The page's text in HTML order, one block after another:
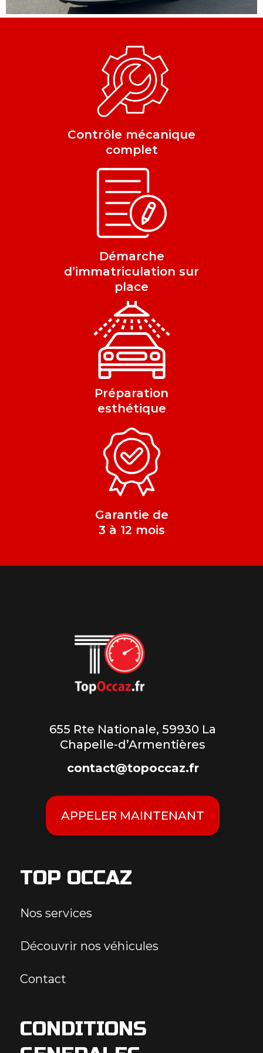
Contrôle mécanique
complet
Démarche
d’immatriculation sur
place
Préparation
esthétique
Garantie de
3 à 12 mois
655 Rte Nationale, 59930 La
Chapelle-d’Armentières
contact@topoccaz.fr
APPELER MAINTENANT
TOP OCCAZ
Nos services
Découvrir nos véhicules
Contact
CONDITIONS